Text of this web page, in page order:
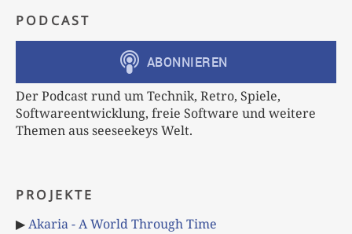
PODCAST
Der Podcast rund um Technik, Retro, Spiele,
Softwareentwicklung, freie Software und weitere
Themen aus seeseekeys Welt.
PROJEKTE
▶Akaria - A World Through Time